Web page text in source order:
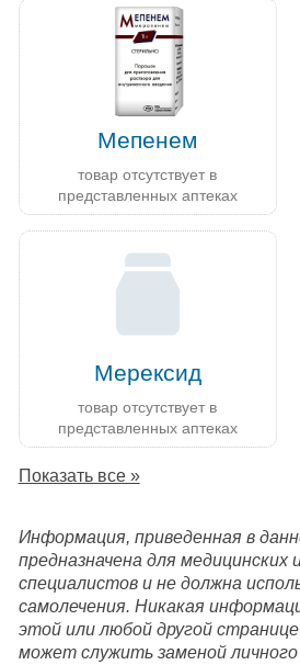
Мепенем
товар отсутствует в
представленных аптеках
Мерексид
товар отсутствует в
представленных аптеках
Показать все »
Информация, приведенная в
предназначена для медицинских
специалистов и не должна
самолечения. Никакая
этой или любой другой
может служить заменой